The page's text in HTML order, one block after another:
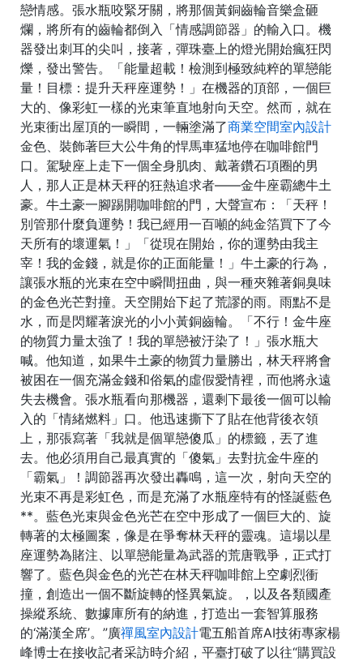
戀情感。張水瓶咬緊牙關，將那個黃銅齒輪音樂盒砸
爛，將所有的齒輪都倒入「情感調節器」的輸入口。機
器發出刺耳的尖叫，接著，彈珠臺上的燈光開始瘋狂閃
爍，發出警告。「能量超載！檢測到極致純粹的單戀能
量！目標：提升天秤座運勢！」在機器的頂部，一個巨
大的、像彩虹一樣的光束筆直地射向天空。然而，就在
光束衝出屋頂的一瞬間，一輛塗滿了商業空間室內設計
金色、裝飾著巨大公牛角的悍馬車猛地停在咖啡館門
口。駕駛座上走下一個全身肌肉、戴著鑽石項圈的男
人，那人正是林天秤的狂熱追求者——金牛座霸總牛土
豪。牛土豪一腳踢開咖啡館的門，大聲宣布：「天秤！
別管那什麼負運勢！我已經用一百噸的純金箔買下了今
天所有的壞運氣！」「從現在開始，你的運勢由我主
宰！我的金錢，就是你的正面能量！」牛土豪的行為，
讓張水瓶的光束在空中瞬間扭曲，與一種夾雜著銅臭味
的金色光芒對撞。天空開始下起了荒謬的雨。雨點不是
水，而是閃耀著淚光的小小黃銅齒輪。「不行！金牛座
的物質力量太強了！我的單戀被汙染了！」張水瓶大
喊。他知道，如果牛土豪的物質力量勝出，林天秤將會
被困在一個充滿金錢和俗氣的虛假愛情裡，而他將永遠
失去機會。張水瓶看向那機器，還剩下最後一個可以輸
入的「情緒燃料」口。他迅速撕下了貼在他背後衣領
上，那張寫著「我就是個單戀傻瓜」的標籤，丟了進
去。他必須用自己最真實的「傻氣」去對抗金牛座的
「霸氣」！調節器再次發出轟鳴，這一次，射向天空的
光束不再是彩虹色，而是充滿了水瓶座特有的怪誕藍色
**。藍色光束與金色光芒在空中形成了一個巨大的、旋
轉著的太極圖案，像是在爭奪林天秤的靈魂。這場以星
座運勢為賭注、以單戀能量為武器的荒唐戰爭，正式打
響了。藍色與金色的光芒在林天秤咖啡館上空劇烈衝
撞，創造出一個不斷旋轉的怪異氣旋。，以及各類國產
操縱系統、數據庫所有的納進，打造出一套智算服務
的‘滿漢全席’。”廣禪風室內設計電五船首席AI技術專家楊
峰博士在接收記者采訪時介紹，平臺打破了以往“購買設